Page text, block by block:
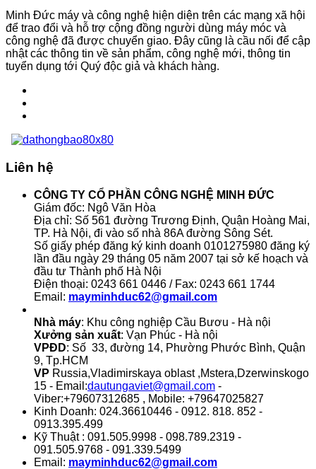
Minh Đức máy và công nghệ hiện diện trên các mạng xã hội
để trao đổi và hỗ trợ cộng đồng người dùng máy móc và
công nghệ đã được chuyển giao. Đây cũng là cầu nối để cập
nhật các thông tin về sản phẩm, công nghệ mới, thông tin
tuyển dụng tới Quý độc giả và khách hàng.
Liên hệ
CÔNG TY CỔ PHẦN CÔNG NGHỆ MINH ĐỨC
Giám đốc: Ngô Văn Hòa
Địa chỉ: Số 561 đường Trương Định, Quận Hoàng Mai,
TP. Hà Nội, đi vào số nhà 86A đường Sông Sét.
Số giấy phép đăng ký kinh doanh 0101275980 đăng ký
lần đầu ngày 29 tháng 05 năm 2007 tại sở kế hoạch và
đầu tư Thành phố Hà Nội
Điện thoại: 0243 661 0446 / Fax: 0243 661 1744
Email: mayminhduc62@gmail.com
Nhà máy: Khu công nghiệp Cầu Bươu - Hà nội
Xưởng sản xuất: Vạn Phúc - Hà nội
VPĐD: Số 33, đường 14, Phường Phước Bình, Quận
9, Tp.HCM
VP Russia,Vladimirskaya oblast ,Mstera,Dzerwinskogo
15 - Email:dautungaviet@gmail.com -
Viber:+79607312685 , Mobile: +79647025827
Kinh Doanh: 024.36610446 - 0912. 818. 852 -
0913.395.499
Kỹ Thuật : 091.505.9998 - 098.789.2319 -
091.505.9768 - 091.339.5499
Email: mayminhduc62@gmail.com